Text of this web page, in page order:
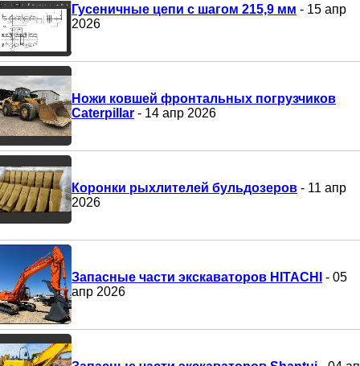
Гусеничные цепи с шагом 215,9 мм - 15 апр
2026
Ножи ковшей фронтальных погрузчиков
Caterpillar - 14 апр 2026
Коронки рыхлителей бульдозеров - 11 апр
2026
Запасные части экскаваторов HITACHI
- 05
апр 2026